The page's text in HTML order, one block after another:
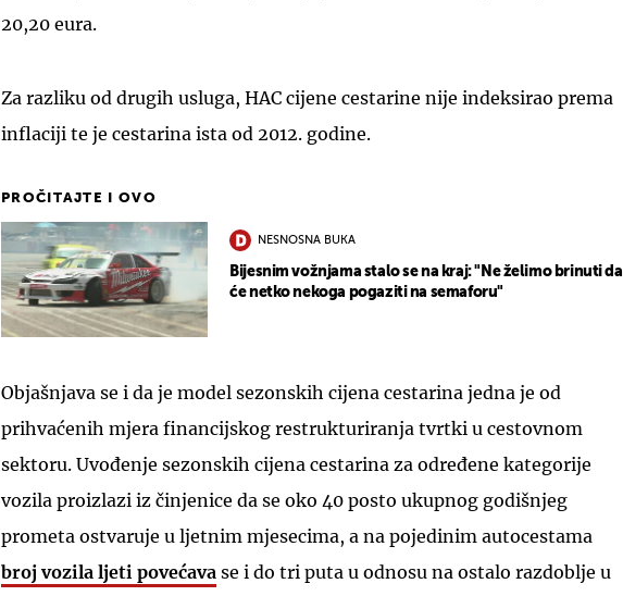
20,20 eura.
Za razliku od drugih usluga, HAC cijene cestarine nije indeksirao prema
inflaciji te je cestarina ista od 2012. godine.
PROČITAJTE I OVO
NESNOSNA BUKA
Bijesnim vožnjama stalo se na kraj: "Ne želimo brinuti da
će netko nekoga pogaziti na semaforu"
Objašnjava se i da je model sezonskih cijena cestarina jedna je od
prihvaćenih mjera financijskog restrukturiranja tvrtki u cestovnom
sektoru. Uvođenje sezonskih cijena cestarina za određene kategorije
vozila proizlazi iz činjenice da se oko 40 posto ukupnog godišnjeg
prometa ostvaruje u ljetnim mjesecima, a na pojedinim autocestama
broj vozila ljeti povećava se i do tri puta u odnosu na ostalo razdoblje u